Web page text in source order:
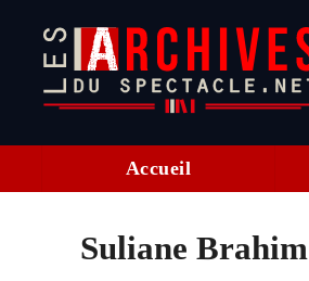
Accueil
Suliane Brahim